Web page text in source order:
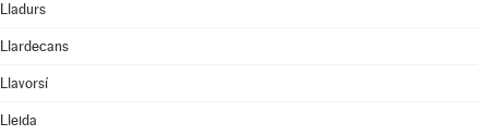
Lladurs
Llardecans
Llavorsí
Lleida